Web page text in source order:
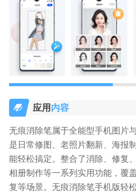
应用 内容
无痕消除笔属于全能型手机图片
是日常修图、老照片翻新、海报
能轻松搞定。整合了消除、修复
相册制作等一系列实用功能，覆
复等场景。无痕消除笔手机版轻